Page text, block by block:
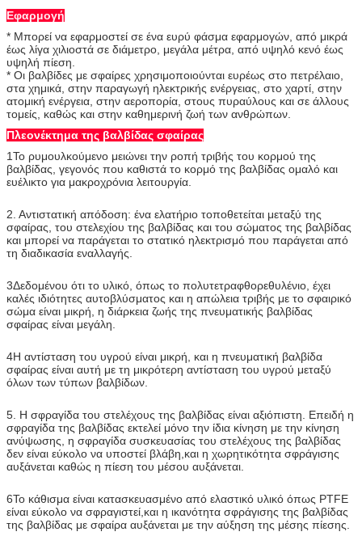
Εφαρμογή
* Μπορεί να εφαρμοστεί σε ένα ευρύ φάσμα εφαρμογών, από μικρά
έως λίγα χιλιοστά σε διάμετρο, μεγάλα μέτρα, από υψηλό κενό έως
υψηλή πίεση.
* Οι βαλβίδες με σφαίρες χρησιμοποιούνται ευρέως στο πετρέλαιο,
στα χημικά, στην παραγωγή ηλεκτρικής ενέργειας, στο χαρτί, στην
ατομική ενέργεια, στην αεροπορία, στους πυραύλους και σε άλλους
τομείς, καθώς και στην καθημερινή ζωή των ανθρώπων.
Πλεονέκτημα της βαλβίδας σφαίρας
1Το ρυμουλκούμενο μειώνει την ροπή τριβής του κορμού της
βαλβίδας, γεγονός που καθιστά το κορμό της βαλβίδας ομαλό και
ευέλικτο για μακροχρόνια λειτουργία.
2. Αντιστατική απόδοση: ένα ελατήριο τοποθετείται μεταξύ της
σφαίρας, του στελεχίου της βαλβίδας και του σώματος της βαλβίδας
και μπορεί να παράγεται το στατικό ηλεκτρισμό που παράγεται από
τη διαδικασία εναλλαγής.
3Δεδομένου ότι το υλικό, όπως το πολυτετραφθορεθυλένιο, έχει
καλές ιδιότητες αυτοβλύσματος και η απώλεια τριβής με το σφαιρικό
σώμα είναι μικρή, η διάρκεια ζωής της πνευματικής βαλβίδας
σφαίρας είναι μεγάλη.
4Η αντίσταση του υγρού είναι μικρή, και η πνευματική βαλβίδα
σφαίρας είναι αυτή με τη μικρότερη αντίσταση του υγρού μεταξύ
όλων των τύπων βαλβίδων.
5. Η σφραγίδα του στελέχους της βαλβίδας είναι αξιόπιστη. Επειδή η
σφραγίδα της βαλβίδας εκτελεί μόνο την ίδια κίνηση με την κίνηση
ανύψωσης, η σφραγίδα συσκευασίας του στελέχους της βαλβίδας
δεν είναι εύκολο να υποστεί βλάβη,και η χωρητικότητα σφράγισης
αυξάνεται καθώς η πίεση του μέσου αυξάνεται.
6Το κάθισμα είναι κατασκευασμένο από ελαστικό υλικό όπως PTFE
είναι εύκολο να σφραγιστεί,και η ικανότητα σφράγισης της βαλβίδας
της βαλβίδας με σφαίρα αυξάνεται με την αύξηση της μέσης πίεσης.